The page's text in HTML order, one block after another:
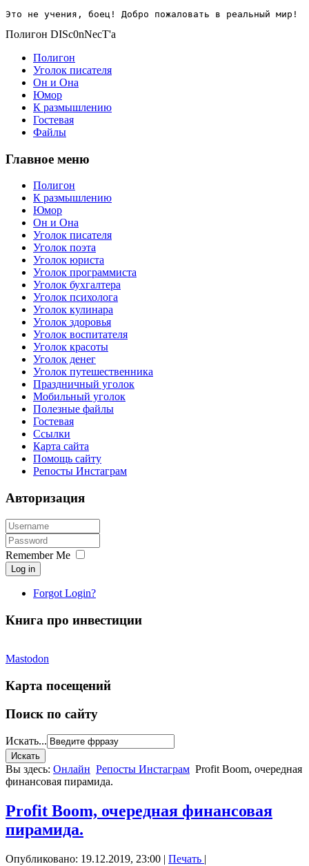
Это не учения, боец! Добро пожаловать в реальный мир!
Полигон DISc0nNecT'a
Полигон
Уголок писателя
Он и Она
Юмор
К размышлению
Гостевая
Файлы
Главное меню
Полигон
К размышлению
Юмор
Он и Она
Уголок писателя
Уголок поэта
Уголок юриста
Уголок программиста
Уголок бухгалтера
Уголок психолога
Уголок кулинара
Уголок здоровья
Уголок воспитателя
Уголок красоты
Уголок денег
Уголок путешественника
Праздничный уголок
Мобильный уголок
Полезные файлы
Гостевая
Ссылки
Карта сайта
Помощь сайту
Репосты Инстаграм
Авторизация
Remember Me
Log in
Forgot Login?
Книга про инвестиции
Mastodon
Карта посещений
Поиск по сайту
Искать...
Вы здесь: Онлайн Репосты Инстаграм Profit Boom, очередная
финансовая пирамида.
Profit Boom, очередная финансовая
пирамида.
Опубликовано: 19.12.2019, 23:00 | Печать |